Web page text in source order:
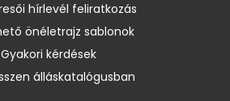
hírlevél feliratkozás
önéletrajz sablonok
Gyakori kérdések
álláskatalógusban